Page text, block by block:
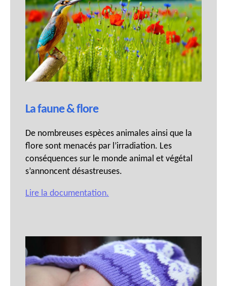
La faune & flore
De nombreuses espèces animales ainsi que la
flore sont menacés par l’irradiation. Les
conséquences sur le monde animal et végétal
s’annoncent désastreuses.
Lire la documentation.